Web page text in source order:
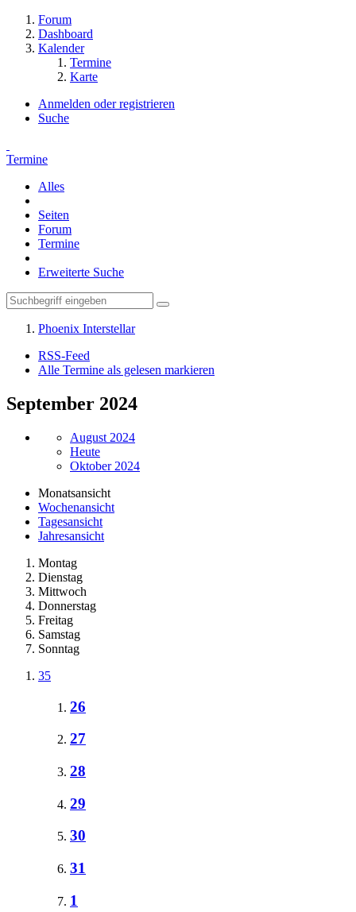
Forum
Dashboard
Kalender
Termine
Karte
Anmelden oder registrieren
Suche
Termine
Alles
Seiten
Forum
Termine
Erweiterte Suche
Phoenix Interstellar
RSS-Feed
Alle Termine als gelesen markieren
September 2024
August 2024
Heute
Oktober 2024
Monatsansicht
Wochenansicht
Tagesansicht
Jahresansicht
Montag
Dienstag
Mittwoch
Donnerstag
Freitag
Samstag
Sonntag
35
26
27
28
29
30
31
1